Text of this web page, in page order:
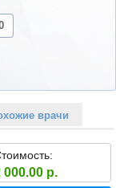
врачи
000.00 р.